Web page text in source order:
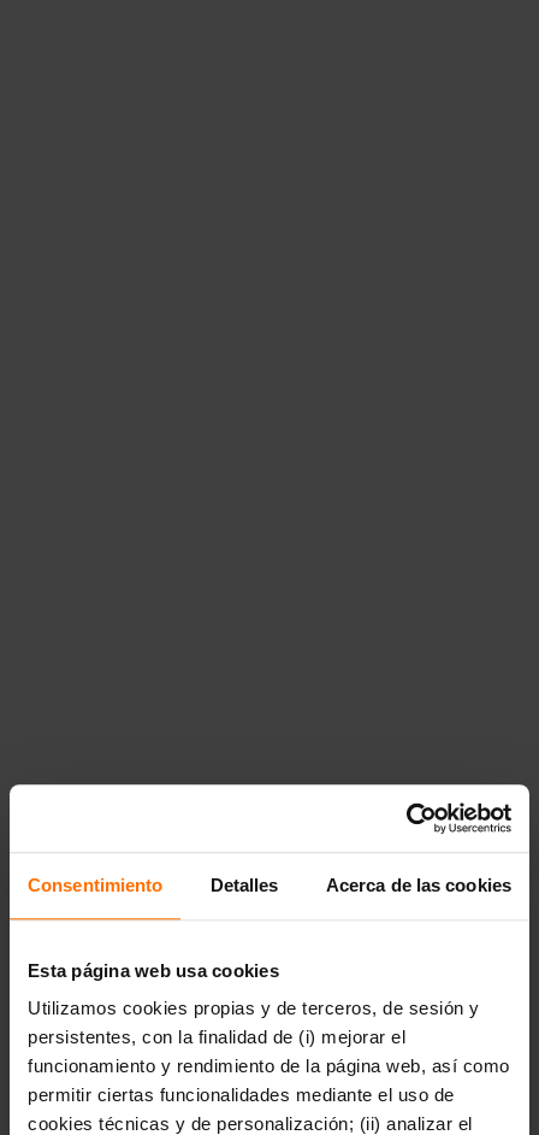
Consentimiento Detalles Acerca de las cookies
Esta página web usa cookies
Utilizamos cookies propias y de terceros, de sesión y
persistentes, con la finalidad de (i) mejorar el
funcionamiento y rendimiento de la página web, así como
permitir ciertas funcionalidades mediante el uso de
cookies técnicas y de personalización; (ii) analizar el